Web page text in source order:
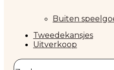
Buiten
Tweedekansjes
Uitverkoop
Zoeken